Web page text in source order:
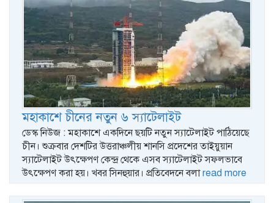
মহাকাশে চীনের নতুন ৬ স্যাটেলাইট
ডেস্ক নিউজ : মহাকাশে একদিনে ছয়টি নতুন স্যাটেলাইট পাঠিয়েছে
চীন। শুক্রবার দেশটির উত্তরাঞ্চলীয় শানসি প্রদেশের তাইয়ুয়ান
স্যাটেলাইট উৎক্ষেপণ কেন্দ্র থেকে এসব স্যাটেলাইট সফলভাবে
উৎক্ষেপণ করা হয়। খবর সিনহুয়ার। প্রতিবেদনে বলাread more